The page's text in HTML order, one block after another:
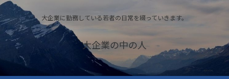
大企業に勤務している若者の日常を綴っていきます。
大企業の中の人